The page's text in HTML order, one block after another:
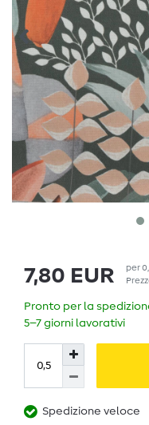
7,80 EUR per
Pronto per la
5–7 giorni lavorativi
Spedizione veloce